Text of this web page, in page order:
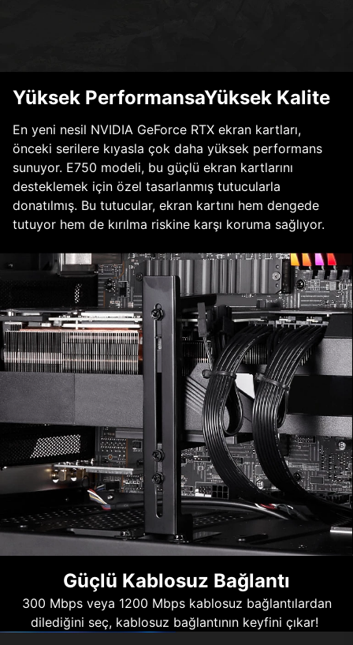
Yüksek PerformansaYüksek Kalite
En yeni nesil NVIDIA GeForce RTX ekran kartları,
önceki serilere kıyasla çok daha yüksek performans
sunuyor. E750 modeli, bu güçlü ekran kartlarını
desteklemek için özel tasarlanmış tutucularla
donatılmış. Bu tutucular, ekran kartını hem dengede
tutuyor hem de kırılma riskine karşı koruma sağlıyor.
Güçlü Kablosuz Bağlantı
300 Mbps veya 1200 Mbps kablosuz bağlantılardan
dilediğini seç, kablosuz bağlantının keyfini çıkar!